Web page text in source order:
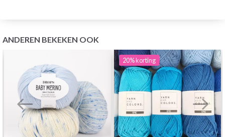
ANDEREN BEKEKEN OOK
20%korting